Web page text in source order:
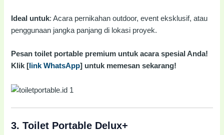
Ideal untuk: Acara pernikahan outdoor, event eksklusif, atau
penggunaan jangka panjang di lokasi proyek.
Pesan toilet portable premium untuk acara spesial Anda!
Klik [ link WhatsApp] untuk memesan sekarang!
3.Toilet Portable Delux+